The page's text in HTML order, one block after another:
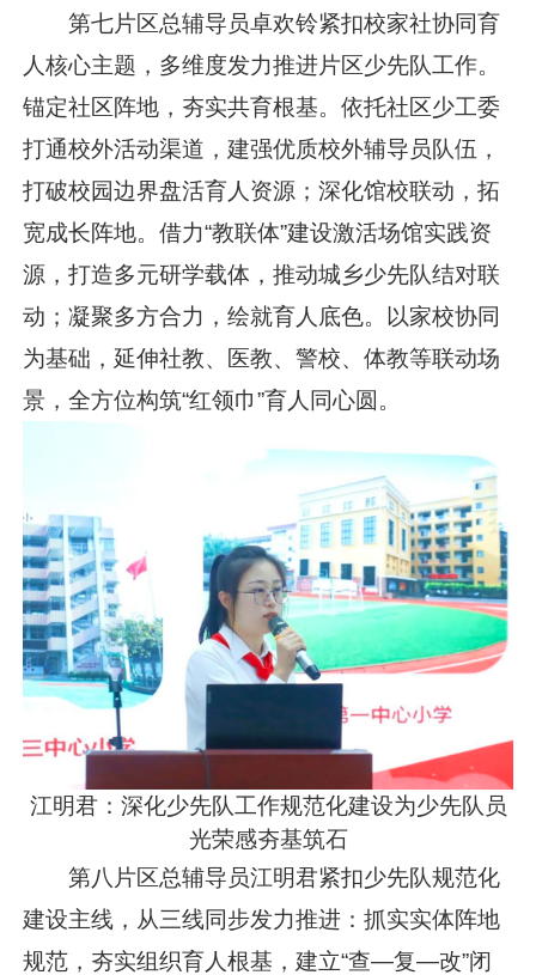
第七片区总辅导员卓欢铃紧扣校家社协同育
人核心主题，多维度发力推进片区少先队工作。
锚定社区阵地，夯实共育根基。依托社区少工委
打通校外活动渠道，建强优质校外辅导员队伍，
打破校园边界盘活育人资源；深化馆校联动，拓
宽成长阵地。借力“教联体”建设激活场馆实践资
源，打造多元研学载体，推动城乡少先队结对联
动；凝聚多方合力，绘就育人底色。以家校协同
为基础，延伸社教、医教、警校、体教等联动场
景，全方位构筑“红领巾”育人同心圆。
江明君：深化少先队工作规范化建设为少先队员
光荣感夯基筑石
第八片区总辅导员江明君紧扣少先队规范化
建设主线，从三线同步发力推进：抓实实体阵地
规范，夯实组织育人根基，建立“查—复—改”闭